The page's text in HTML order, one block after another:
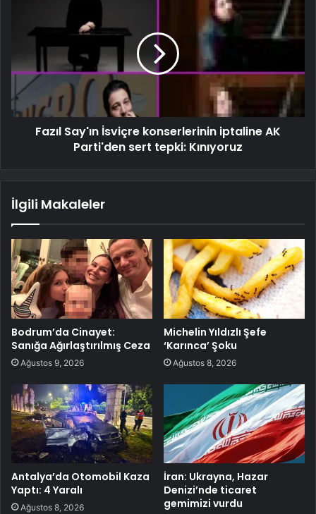
Fazıl Say'ın İsviçre konserlerinin iptaline AK
Parti'den sert tepki: Kınıyoruz
İlgili Makaleler
Bodrum’da Cinayet:
Sanığa Ağırlaştırılmış Ceza
Ağustos 9, 2026
Michelin Yıldızlı Şefe
‘Karınca’ Şoku
Ağustos 8, 2026
Antalya’da Otomobil Kaza
Yaptı: 4 Yaralı
Ağustos 8, 2026
İran: Ukrayna, Hazar
Denizi’nde ticaret
gemimizi vurdu